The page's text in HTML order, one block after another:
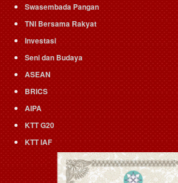
Swasembada Pangan
TNI Bersama Rakyat
Investasi
Seni dan Budaya
ASEAN
BRICS
AIPA
KTT G20
KTT IAF